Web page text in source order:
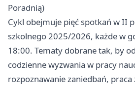
Poradnią)
Cykl obejmuje pięć spotkań w II
szkolnego 2025/2026, każde w
18:00. Tematy dobrane tak, by
codzienne wyzwania w pracy
rozpoznawanie zaniedbań, praca